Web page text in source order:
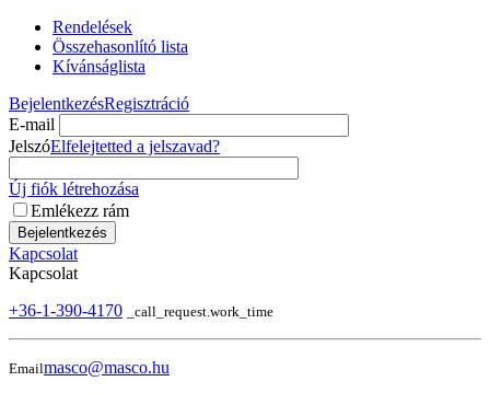
Rendelések
Összehasonlító lista
Kívánságlista
BejelentkezésRegisztráció
E-mail
JelszóElfelejtetted a jelszavad?
Új fiók létrehozása
Emlékezz rám
Bejelentkezés
Kapcsolat
Kapcsolat
+36-1-390-4170
_call_request.work_time
Emailmasco@masco.hu